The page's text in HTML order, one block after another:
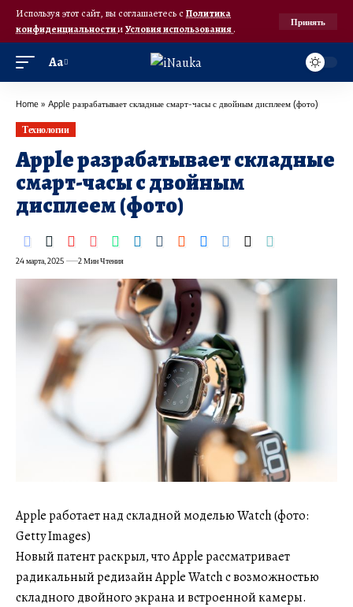
Используя этот сайт, вы соглашаетесь с Политика
конфиденциальностииУсловия использования.
Принять
Аа
Home » Apple разрабатывает складные смарт-часы с двойным дисплеем (фото)
Технологии
Apple разрабатывает складные
смарт-часы с двойным
дисплеем (фото)
24 марта, 2025 2 Мин Чтения
Apple работает над складной моделью Watch (фото:
Getty Images)
Новый патент раскрыл, что Apple рассматривает
радикальный редизайн Apple Watch с возможностью
складного двойного экрана и встроенной камеры.